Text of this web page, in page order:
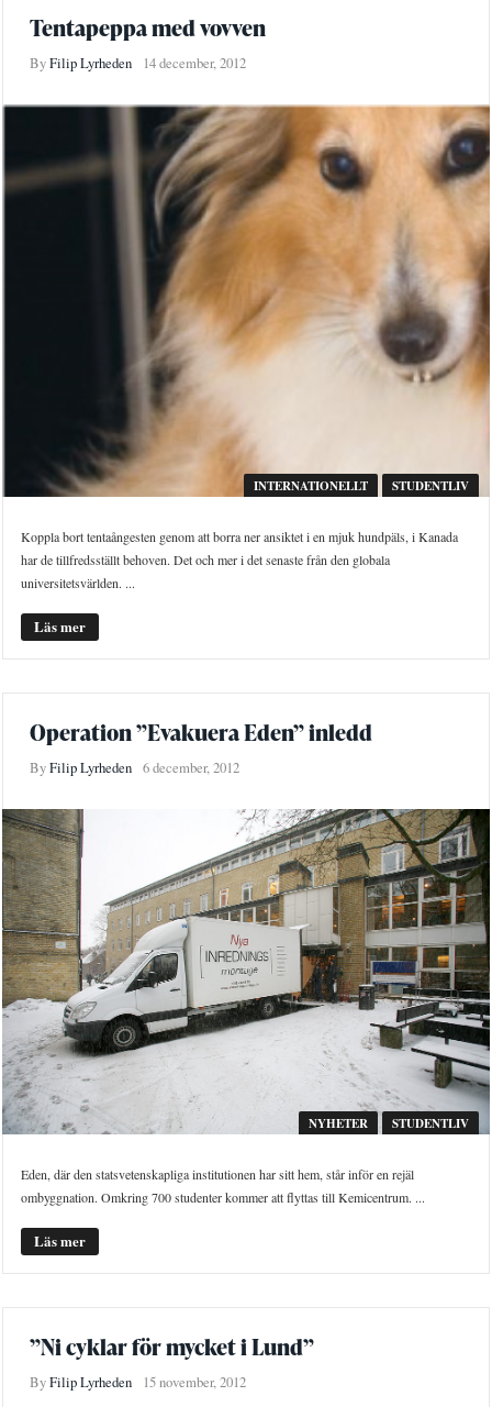
Tentapeppa med vovven
ByFilip Lyrheden 14 december, 2012
INTERNATIONELLT STUDENTLIV
Koppla bort tentaångesten genom att borra ner ansiktet i en mjuk hundpäls, i Kanada
har de tillfredsställt behoven. Det och mer i det senaste från den globala
universitetsvärlden. ...
Läs mer
Operation ”Evakuera Eden” inledd
ByFilip Lyrheden 6 december, 2012
NYHETER STUDENTLIV
Eden, där den statsvetenskapliga institutionen har sitt hem, står inför en rejäl
ombyggnation. Omkring 700 studenter kommer att flyttas till Kemicentrum. ...
Läs mer
”Ni cyklar för mycket i Lund”
ByFilip Lyrheden 15 november, 2012